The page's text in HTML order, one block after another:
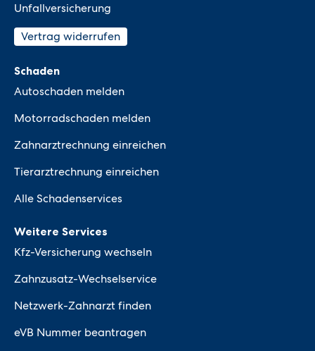
Unfallversicherung
Vertrag widerrufen
Schaden
Autoschaden melden
Motorradschaden melden
Zahnarztrechnung einreichen
Tierarztrechnung einreichen
Alle Schadenservices
Weitere Services
Kfz-Versicherung wechseln
Zahnzusatz-Wechselservice
Netzwerk-Zahnarzt finden
eVB Nummer beantragen